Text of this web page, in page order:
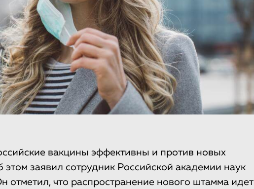
вакцины эффективны и против новых
заявил сотрудник Российской академии наук
отметил, что распространение нового штамма идет